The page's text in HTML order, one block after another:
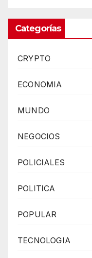
Categorías
CRYPTO
ECONOMIA
MUNDO
NEGOCIOS
POLICIALES
POLITICA
POPULAR
TECNOLOGIA